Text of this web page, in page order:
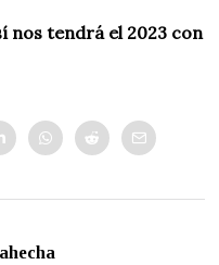
nos tendrá el 2023 con